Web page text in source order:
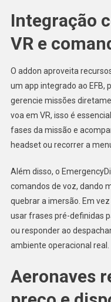
Integração
VR e
O addon aproveita
um app integrado ao EFB,
gerencie missões
voa em VR, isso é
fases da missão e
headset ou recorrer a
Além disso, o
comandos de voz, dando
quebrar a imersão. Em
usar frases pré-definidas
ou responder ao
ambiente operacional real.
Aeronaves